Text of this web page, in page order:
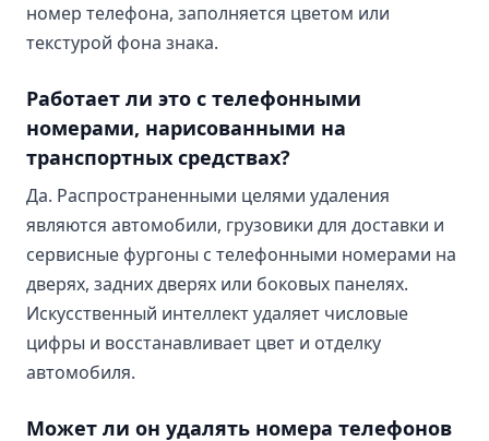
номер телефона, заполняется цветом или
текстурой фона знака.
Работает ли это с телефонными
номерами, нарисованными на
транспортных средствах?
Да. Распространенными целями удаления
являются автомобили, грузовики для доставки и
сервисные фургоны с телефонными номерами на
дверях, задних дверях или боковых панелях.
Искусственный интеллект удаляет числовые
цифры и восстанавливает цвет и отделку
автомобиля.
Может ли он удалять номера телефонов